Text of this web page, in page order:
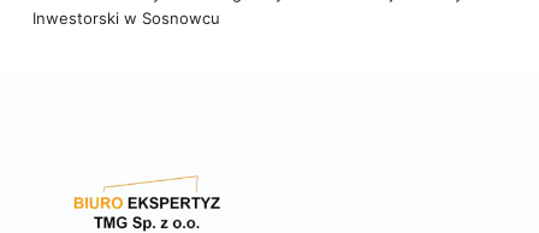
Inwestorski w Sosnowcu